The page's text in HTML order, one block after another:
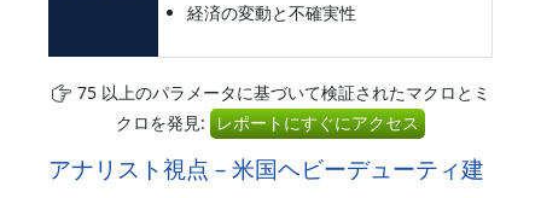
経済の変動と不確実性
75 以上のパラメータに基づいて検証されたマクロとミ
クロを発見: レポートにすぐにアクセス
アナリスト視点 – 米国ヘビーデューティ建